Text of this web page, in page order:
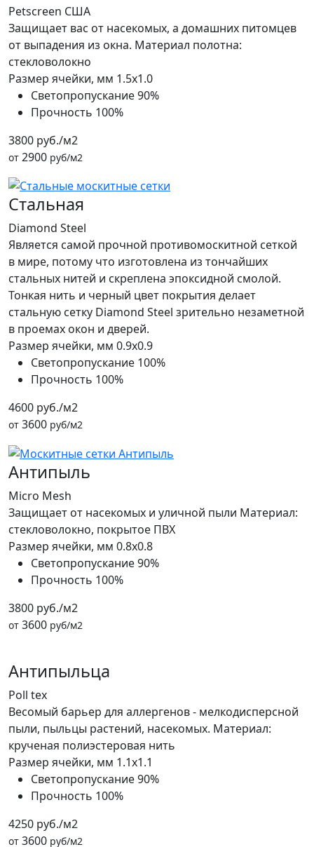
Petscreen США
Защищает вас от насекомых, а домашних питомцев
от выпадения из окна. Материал полотна:
стекловолокно
Размер ячейки, мм 1.5x1.0
Светопропускание90%
Прочность 100%
3800 руб./м2
от 2900 руб/м2
Стальная
Diamond Steel
Является самой прочной противомоскитной сеткой
в мире, потому что изготовлена из тончайших
стальных нитей и скреплена эпоксидной смолой.
Тонкая нить и черный цвет покрытия делает
стальную сетку Diamond Steel зрительно незаметной
в проемах окон и дверей.
Размер ячейки, мм 0.9x0.9
Светопропускание 100%
Прочность 100%
4600 руб./м2
от 3600 руб/м2
Антипыль
Micro Mesh
Защищает от насекомых и уличной пыли Материал:
стекловолокно, покрытое ПВХ
Размер ячейки, мм 0.8x0.8
Светопропускание90%
Прочность 100%
3800 руб./м2
от 3600 руб/м2
Антипыльца
Poll tex
Весомый барьер для аллергенов - мелкодисперсной
пыли, пыльцы растений, насекомых. Материал:
крученая полиэстеровая нить
Размер ячейки, мм 1.1x1.1
Светопропускание90%
Прочность 100%
4250 руб./м2
от 3600 руб/м2